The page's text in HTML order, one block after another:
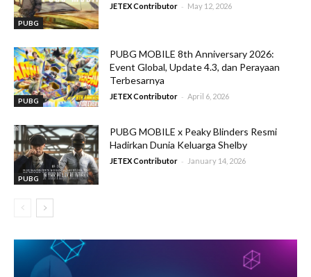
PUBG
JETEX Contributor - May 12, 2026
PUBG
PUBG MOBILE 8th Anniversary 2026:
Event Global, Update 4.3, dan Perayaan
Terbesarnya
JETEX Contributor - April 6, 2026
PUBG
PUBG MOBILE x Peaky Blinders Resmi
Hadirkan Dunia Keluarga Shelby
JETEX Contributor - January 14, 2026